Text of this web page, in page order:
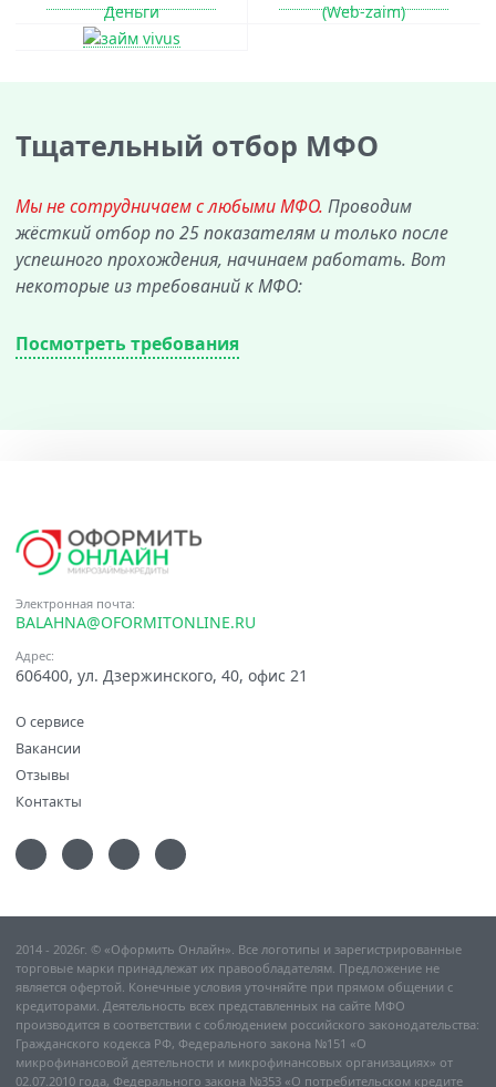
Тщательный отбор МФО
Мы не сотрудничаем с любыми МФО. Проводим
жёсткий отбор по 25 показателям и только после
успешного прохождения, начинаем работать. Вот
некоторые из требований к МФО:
Посмотреть требования
Электронная почта:
BALAHNA@OFORMITONLINE.RU
Адрес:
606400, ул. Дзержинского, 40, офис 21
О сервисе
Вакансии
Отзывы
Контакты
2014 - 2026г. © «Оформить Онлайн». Все логотипы и зарегистрированные
торговые марки принадлежат их правообладателям. Предложение не
является офертой. Конечные условия уточняйте при прямом общении с
кредиторами. Деятельность всех представленных на сайте МФО
производится в соответствии с соблюдением российского законодательства:
Гражданского кодекса РФ, Федерального закона №151 «О
микрофинансовой деятельности и микрофинансовых организациях» от
02.07.2010 года, Федерального закона №353 «О потребительском кредите